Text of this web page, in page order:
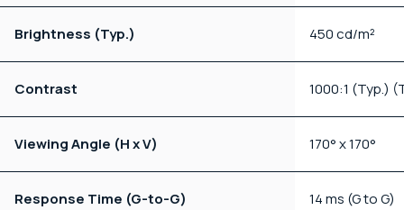
Brightness (Typ.) 450 cd/m²
Contrast 1000:1 (Typ.)
Viewing Angle (H x V) 170° x 170°
Response Time (G-to-G) 14 ms (G to G)